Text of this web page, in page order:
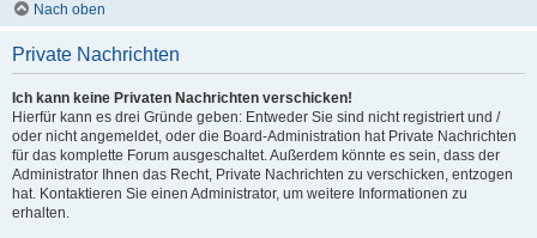
Nach oben
Private Nachrichten
Ich kann keine Privaten Nachrichten verschicken!
Hierfür kann es drei Gründe geben: Entweder Sie sind nicht registriert und /
oder nicht angemeldet, oder die Board-Administration hat Private Nachrichten
für das komplette Forum ausgeschaltet. Außerdem könnte es sein, dass der
Administrator Ihnen das Recht, Private Nachrichten zu verschicken, entzogen
hat. Kontaktieren Sie einen Administrator, um weitere Informationen zu
erhalten.